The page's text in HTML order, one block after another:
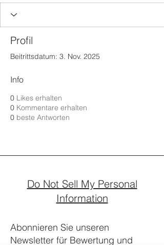
Profil
Beitrittsdatum: 3. Nov. 2025
Info
0 Likes erhalten
0 Kommentare erhalten
0 beste Antworten
Do Not Sell My Personal
Information
Abonnieren Sie unseren
Newsletter für Bewertung und